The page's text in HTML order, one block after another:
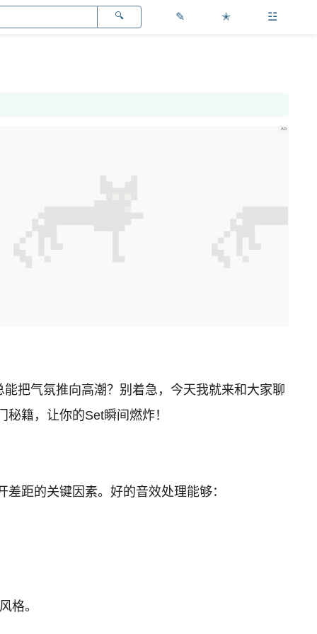
✎ ✭ ☳
把气氛推向高潮？别着急，今天我就来和大家聊
籍，让你的Set瞬间燃炸！
距的关键因素。好的音效处理能够：
格。